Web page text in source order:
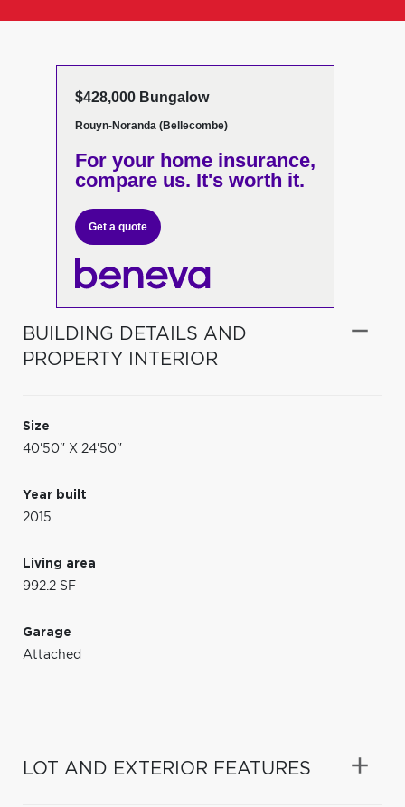
$428,000 Bungalow
Rouyn-Noranda (Bellecombe)
For your home insurance,
compare us. It's worth it.
Get a quote
BUILDING DETAILS AND
PROPERTY INTERIOR
Size
40'50" X 24'50"
Year built
2015
Living area
992.2 SF
Garage
Attached
LOT AND EXTERIOR FEATURES